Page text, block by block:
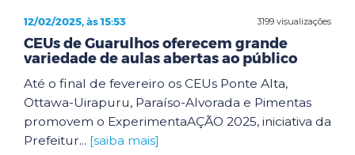
3199 visualizações
12/02/2025, às 15:53
CEUs de Guarulhos oferecem grande
variedade de aulas abertas ao público
Até o final de fevereiro os CEUs Ponte Alta,
Ottawa-Uirapuru, Paraíso-Alvorada e Pimentas
promovem o ExperimentaAÇÃO 2025, iniciativa da
Prefeitur... [saiba mais]